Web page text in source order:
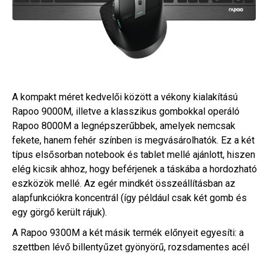
A kompakt méret kedvelői között a vékony kialakítású
Rapoo 9000M, illetve a klasszikus gombokkal operáló
Rapoo 8000M a legnépszerűbbek, amelyek nemcsak
fekete, hanem fehér színben is megvásárolhatók. Ez a két
típus elsősorban notebook és tablet mellé ajánlott, hiszen
elég kicsik ahhoz, hogy beférjenek a táskába a hordozható
eszközök mellé. Az egér mindkét összeállításban az
alapfunkciókra koncentrál (így például csak két gomb és
egy görgő került rájuk).
A Rapoo 9300M a két másik termék előnyeit egyesíti: a
szettben lévő billentyűzet gyönyörű, rozsdamentes acél